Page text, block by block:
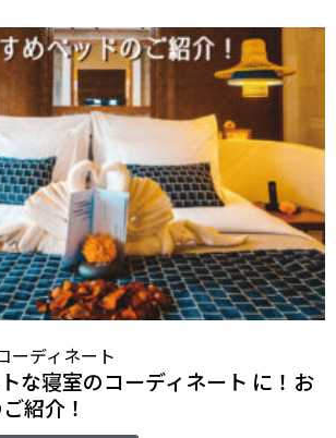
ーディネート
な寝室のコーディネート に！お
紹介！